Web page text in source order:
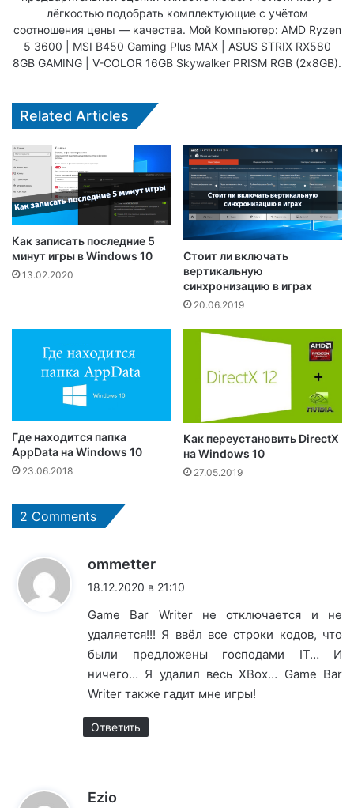
лёгкостью подобрать комплектующие с учётом
соотношения цены — качества. Мой Компьютер: AMD Ryzen
5 3600 | MSI B450 Gaming Plus MAX | ASUS STRIX RX580
8GB GAMING | V-COLOR 16GB Skywalker PRISM RGB (2х8GB).
Related Articles
Как записать последние 5
минут игры в Windows 10
13.02.2020
Стоит ли включать
вертикальную
синхронизацию в играх
20.06.2019
Где находится папка
AppData на Windows 10
23.06.2018
Как переустановить DirectX
на Windows 10
27.05.2019
2 Comments
ommetter
18.12.2020 в 21:10
Game Bar Writer не отключается и не
удаляется!!! Я ввёл все строки кодов, что
были предложены господами IT… И
ничего… Я удалил весь XBox… Game Bar
Writer также гадит мне игры!
Ответить
Ezio